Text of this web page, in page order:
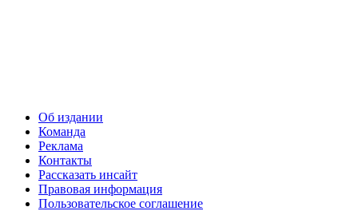
Об издании
Команда
Реклама
Контакты
Рассказать инсайт
Правовая информация
Пользовательское соглашение